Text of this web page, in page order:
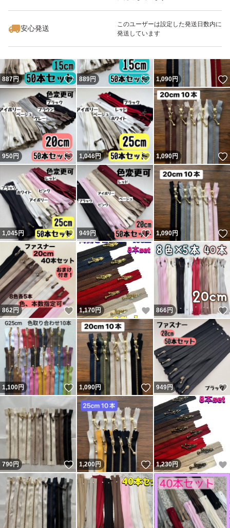
安心発送
このユーザーは設定した発送日数内に
発送しています
いいね！
1,100
887円 いいね！
889円 いいね！
1,090円
950円 いいね！
1,046円 いいね！
1,090円
1,045円 いいね！
949円 いいね！
1,090円
862円 いいね！
1,170円 いいね！
866円
1,100円 いいね！
1,090円 いいね！
949円
790 円 いいね！
1,200円 いいね！
1,230円